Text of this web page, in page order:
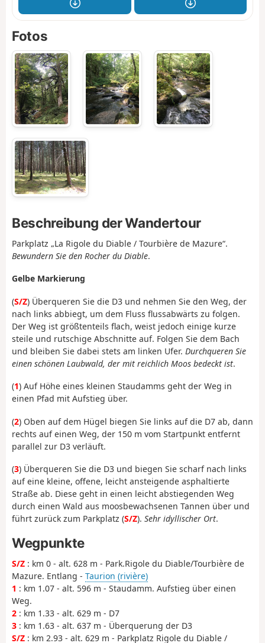
Fotos
Beschreibung der Wandertour
Parkplatz „La Rigole du Diable / Tourbière de Mazure“.
Bewundern Sie den Rocher du Diable.
Gelbe Markierung
(S/Z) Überqueren Sie die D3 und nehmen Sie den Weg, der
nach links abbiegt, um dem Fluss flussabwärts zu folgen.
Der Weg ist größtenteils flach, weist jedoch einige kurze
steile und rutschige Abschnitte auf. Folgen Sie dem Bach
und bleiben Sie dabei stets am linken Ufer. Durchqueren Sie
einen schönen Laubwald, der mit reichlich Moos bedeckt ist.
(1) Auf Höhe eines kleinen Staudamms geht der Weg in
einen Pfad mit Aufstieg über.
(2) Oben auf dem Hügel biegen Sie links auf die D7 ab, dann
rechts auf einen Weg, der 150 m vom Startpunkt entfernt
parallel zur D3 verläuft.
(3) Überqueren Sie die D3 und biegen Sie scharf nach links
auf eine kleine, offene, leicht ansteigende asphaltierte
Straße ab. Diese geht in einen leicht abstiegenden Weg
durch einen Wald aus moosbewachsenen Tannen über und
führt zurück zum Parkplatz (S/Z). Sehr idyllischer Ort.
Wegpunkte
S/Z : km 0 - alt. 628 m - Park.Rigole du Diable/Tourbière de
Mazure. Entlang - Taurion (rivière)
1 : km 1.07 - alt. 596 m - Staudamm. Aufstieg über einen
Weg.
2 : km 1.33 - alt. 629 m - D7
3 : km 1.63 - alt. 637 m - Überquerung der D3
S/Z : km 2.93 - alt. 629 m - Parkplatz Rigole du Diable /